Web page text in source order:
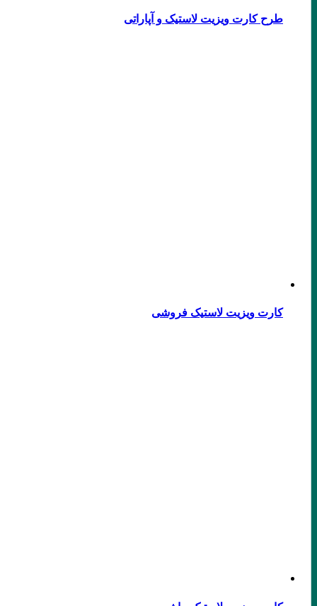
طرح کارت ویزیت لاستیک و آپاراتی
کارت ویزیت لاستیک فروشی